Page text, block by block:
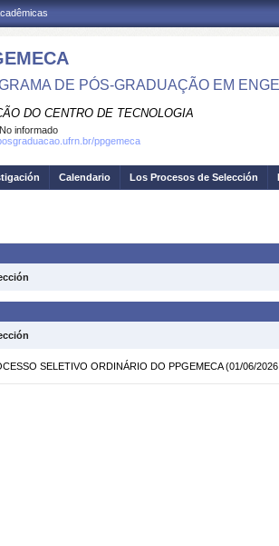
DE PÓS-GRADUAÇÃO EM
DO CENTRO DE TECNOLOGIA
No informado
ppgemeca
Calendario Los Procesos de Selección
SELETIVO ORDINÁRIO DO PPGEMECA (01/06/